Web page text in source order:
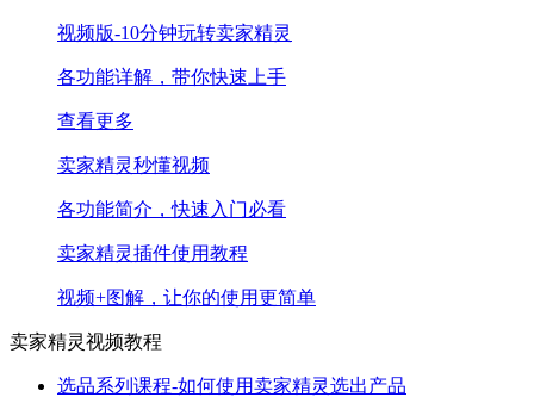
视频版-10分钟玩转卖家精灵
各功能详解，带你快速上手
查看更多
卖家精灵秒懂视频
各功能简介，快速入门必看
卖家精灵插件使用教程
视频+图解，让你的使用更简单
卖家精灵视频教程
选品系列课程-如何使用卖家精灵选出产品